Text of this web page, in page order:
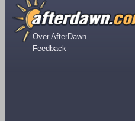
Over AfterDawn
Feedback